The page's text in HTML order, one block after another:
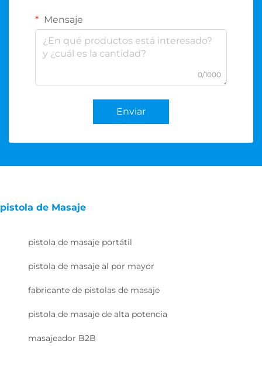
Mensaje
0/1000
Enviar
pistola de Masaje
pistola de masaje portátil
pistola de masaje al por mayor
fabricante de pistolas de masaje
pistola de masaje de alta potencia
masajeador B2B